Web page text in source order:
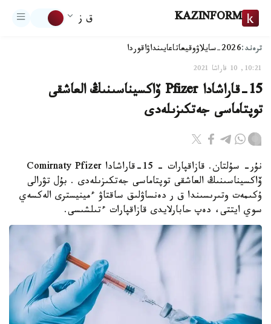
KAZINFORM ق ز
ترەند:2026-سايلاۋ وقيعاتاعايىنداۋاقوردا
10:21, 10 قاراشا 2021
15-قاراشادا Pfizer ۆاكسيناسىنىڭ العاشقى
توپتاماسى جەتكىزىلەدى
نۇر- سۇلتان. قازاقپارات – 15-قاراشادا Comirnaty Pfizer
ۆاكسيناسىنىڭ العاشقى توپتاماسى جەتكىزىلەدى . بۇل تۋرالى
ۇكىمەت وتىرىسىندا ق ر دەنساۋلىق ساقتاۋ ءمينيسترى الەكسەي
سوي ايتتى، دەپ حابارلايدى قازاقپارات ءتىلشىسى.